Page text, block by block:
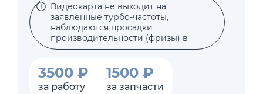
Видеокарта не выходит на
заявленные турбо-частоты,
наблюдаются просадки
производительности (фризы) в
3500 ₽
за работу
1500 ₽
за запчасти